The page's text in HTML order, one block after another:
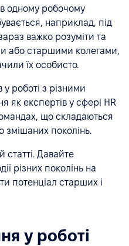
одному робочому
наприклад, під
важко розуміти та
або старшими колегами,
їх особисто.
роботі з різними
як експертів у сфері HR
що складаються
змішаних поколінь.
Давайте
різних поколінь на
потенціал старших і
у роботі